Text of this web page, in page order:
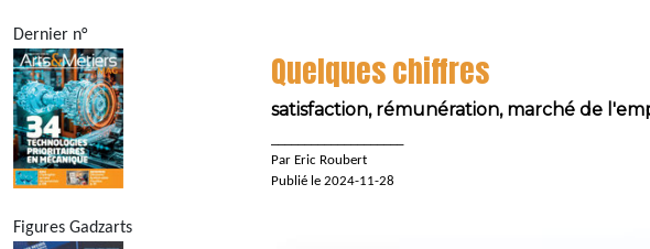
Dernier n°
Figures Gadzarts
Quelques chiffres
satisfaction, rémunération, marché de
Par Eric Roubert
Publié le 2024-11-28